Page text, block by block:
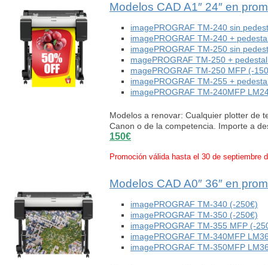
Modelos CAD A1″ 24″ en
imagePROGRAF TM-240 sin
imagePROGRAF TM-240 +
imagePROGRAF TM-250 sin
magePROGRAF TM-250 +
magePROGRAF TM-250 MFP (-
imagePROGRAF TM-255 +
imagePROGRAF TM-240MFP
Modelos a renovar: Cualquier plotter de
Canon o de la competencia. Importe a
150€
Promoción válida hasta el 30 de septiembre
Modelos CAD A0″ 36″ en
imagePROGRAF TM-340 (-250€)
imagePROGRAF TM-350 (-250€)
imagePROGRAF TM-355 MFP (-
imagePROGRAF TM-340MFP
imagePROGRAF TM-350MFP